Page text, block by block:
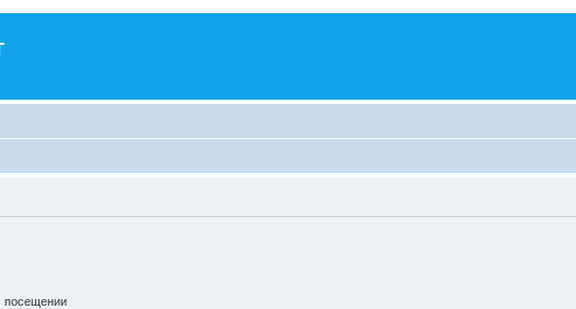
посещении